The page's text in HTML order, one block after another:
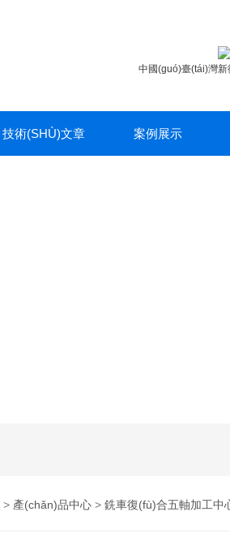
中國(guó)臺(tái)灣
技術(SHÙ)文章 案例展示
> 產(chǎn)品中心> 銑車復(fù)合五軸加工中